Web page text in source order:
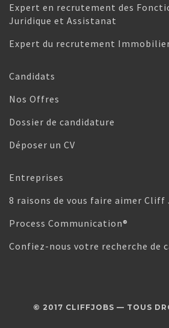
Expert en recrutement des
Juridique et Assistanat
Expert du recrutement
Candidats
Nos Offres
Dossier de candidature
Déposer un CV
Entreprises
8 raisons de vous faire aimer Cliff
Process Communication®
Confiez-nous votre recherche de
© 2017 CLIFFJOBS — TOUS